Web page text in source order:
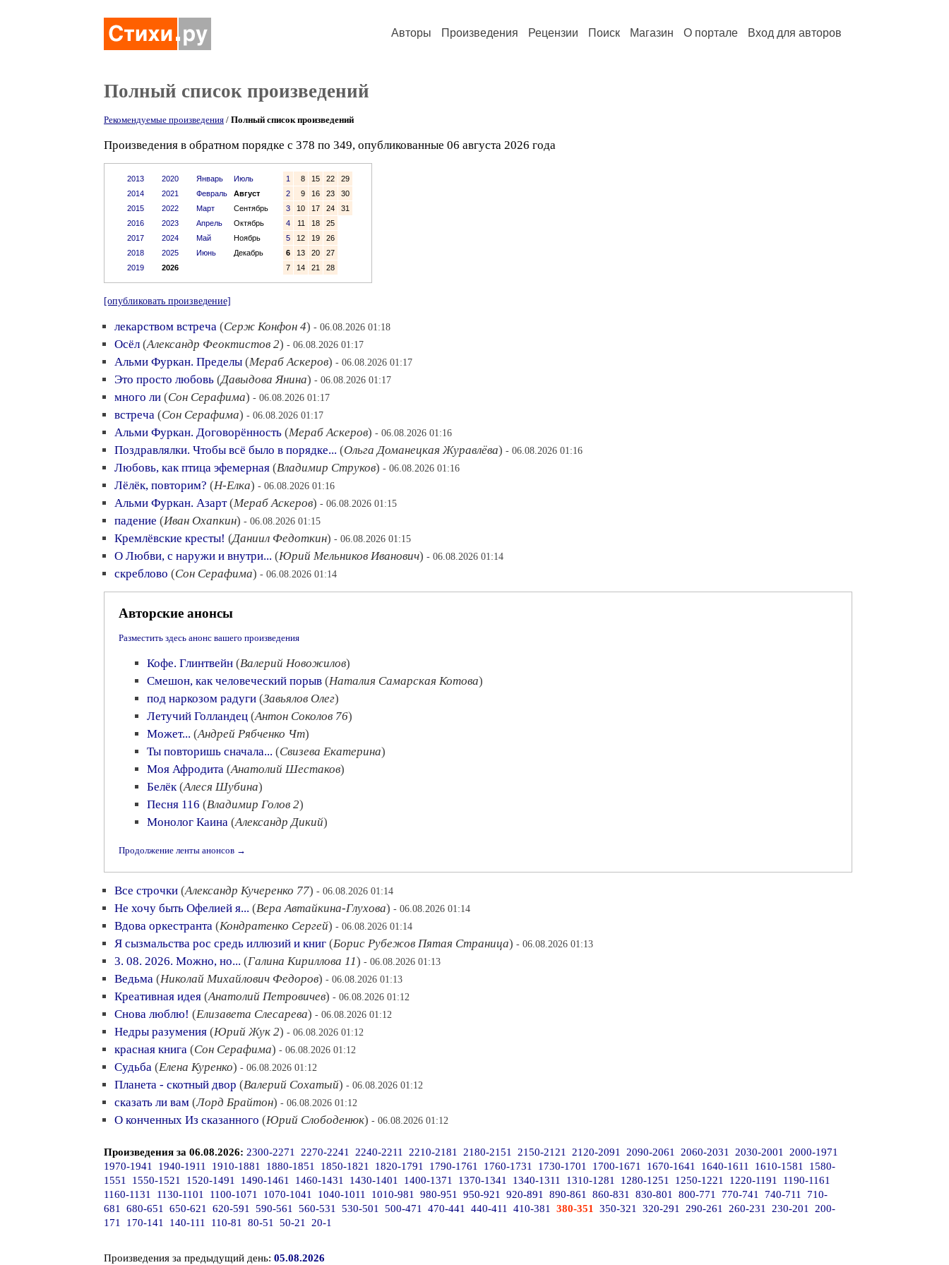
Авторы Произведения Рецензии Поиск Магазин О портале Вход для авторов
Полный список произведений
Рекомендуемые произведения / Полный список произведений
Произведения в обратном порядке с 378 по 349, опубликованные 06 августа 2026 года
2013
2014
2015
2016
2017
2018
2019
2020
2021
2022
2023
2024
2025
2026
Январь
Июль
Февраль
Август
Март
Сентябрь
Апрель
Октябрь
Май
Ноябрь
Июнь
Декабрь
1 8 15 22
29
2
9 16 23
30
3
10 17 24
31
4
11 18
25
5
12 19
26
6
13 20
27
7
14 21 28
[опубликовать произведение]
лекарством встреча (Серж Конфон 4) - 06.08.2026 01:18
Осёл (Александр Феоктистов 2) - 06.08.2026 01:17
Альми Фуркан. Пределы (Мераб Аскеров) - 06.08.2026 01:17
Это просто любовь (Давыдова Янина) - 06.08.2026 01:17
много ли (Сон Серафима) - 06.08.2026 01:17
встреча (Сон Серафима) - 06.08.2026 01:17
Альми Фуркан. Договорённость (Мераб Аскеров) - 06.08.2026 01:16
Поздравлялки. Чтобы всё было в порядке... (Ольга Доманецкая Журавлёва) - 06.08.2026 01:16
Любовь, как птица эфемерная (Владимир Струков) - 06.08.2026 01:16
Лёлёк, повторим? (Н-Елка) - 06.08.2026 01:16
Альми Фуркан. Азарт(Мераб Аскеров) - 06.08.2026 01:15
падение (Иван Охапкин) - 06.08.2026 01:15
Кремлёвские кресты! (Даниил Федоткин) - 06.08.2026 01:15
О Любви, с наружи и внутри... (Юрий Мельников Иванович) - 06.08.2026 01:14
скреблово (Сон Серафима) - 06.08.2026 01:14
Авторские анонсы
Разместить здесь анонс вашего произведения
Кофе. Глинтвейн (Валерий Новожилов)
Смешон, как человеческий порыв (Наталия Самарская Котова)
под наркозом радуги (Завьялов Олег)
Летучий Голландец (Антон Соколов 76)
Может... (Андрей Рябченко Чт)
Ты повторишь сначала... (Свизева Екатерина)
Моя Афродита (Анатолий Шестаков)
Белёк(Алеся Шубина)
Песня 116 (Владимир Голов 2)
Монолог Каина (Александр Дикий)
Продолжение ленты анонсов →
Все строчки (Александр Кучеренко 77) - 06.08.2026 01:14
Не хочу быть Офелией я... (Вера Автайкина-Глухова) - 06.08.2026 01:14
Вдова оркестранта (Кондратенко Сергей) - 06.08.2026 01:14
Я сызмальства рос средь иллюзий и книг (Борис Рубежов Пятая Страница) - 06.08.2026 01:13
3. 08. 2026. Можно, но... (Галина Кириллова 11) - 06.08.2026 01:13
Ведьма (Николай Михайлович Федоров) - 06.08.2026 01:13
Креативная идея (Анатолий Петровичев) - 06.08.2026 01:12
Снова люблю! (Елизавета Слесарева) - 06.08.2026 01:12
Недры разумения (Юрий Жук 2) - 06.08.2026 01:12
красная книга (Сон Серафима) - 06.08.2026 01:12
Судьба (Елена Куренко) - 06.08.2026 01:12
Планета - скотный двор (Валерий Сохатый) - 06.08.2026 01:12
сказать ли вам (Лорд Брайтон) - 06.08.2026 01:12
О конченных Из сказанного (Юрий Слободенюк) - 06.08.2026 01:12
Произведения за 06.08.2026: 2300-2271 2270-2241 2240-2211 2210-2181 2180-2151 2150-2121 2120-2091 2090-2061 2060-2031 2030-2001
2000-1971
1970-1941
1940-1911 1910-1881 1880-1851 1850-1821 1820-1791 1790-1761 1760-1731 1730-1701 1700-1671 1670-1641 1640-1611 1610-1581
1580-
1551
1550-1521 1520-1491 1490-1461 1460-1431 1430-1401 1400-1371 1370-1341 1340-1311 1310-1281 1280-1251 1250-1221 1220-1191
1190-1161
1160-1131
1130-1101 1100-1071 1070-1041 1040-1011 1010-981 980-951 950-921 920-891 890-861 860-831 830-801 800-771 770-741 740-711
710-
681
680-651 650-621 620-591 590-561 560-531 530-501 500-471 470-441 440-411 410-381 380-351 350-321 320-291 290-261 260-231 230-201
200-
171
170-141 140-111 110-81 80-51 50-21 20-1
Произведения за предыдущий день: 05.08.2026